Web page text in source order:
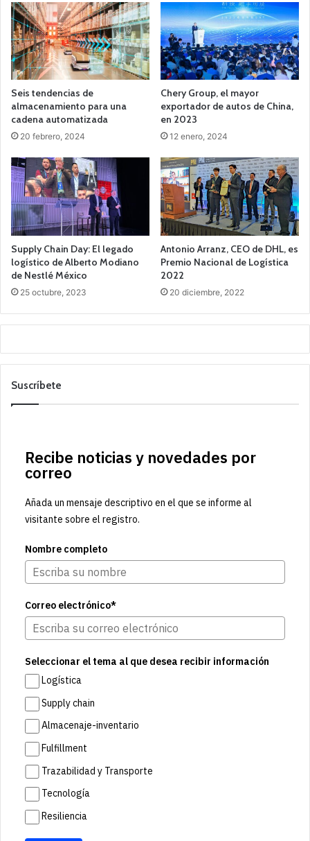
Seis tendencias de
almacenamiento para una
cadena automatizada
20 febrero, 2024
Chery Group, el mayor
exportador de autos de China,
en 2023
12 enero, 2024
Supply Chain Day: El legado
logístico de Alberto Modiano
de Nestlé México
25 octubre, 2023
Antonio Arranz, CEO de DHL, es
Premio Nacional de Logística
2022
20 diciembre, 2022
Suscríbete
Recibe noticias y novedades por
correo
Añada un mensaje descriptivo en el que se informe al
visitante sobre el registro.
Nombre completo
Correo electrónico*
Seleccionar el tema al que desea recibir información
Logística
Supply chain
Almacenaje-inventario
Fulfillment
Trazabilidad y Transporte
Tecnología
Resiliencia